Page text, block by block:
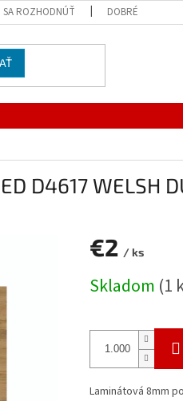
SA ROZHODNÚŤ DOBRÉ VEDIEŤ
D4617 WELSH
€2 / ks
cena:
Skladom (1
Laminátová 8mm